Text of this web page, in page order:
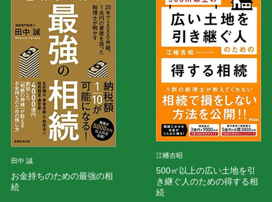
田中 誠
お金持ちのための最強の相
続
江幡吉昭
500㎡以上の広い土地を引
き継ぐ人のための得する相
続